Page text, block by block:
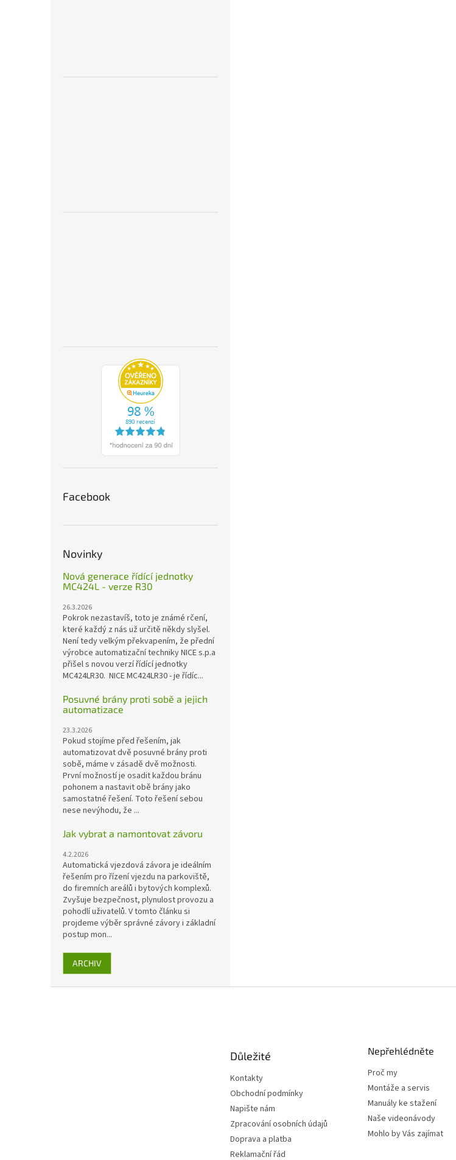
Facebook
Novinky
Nová generace řídící jednotky
MC424L - verze R30
26.3.2026
Pokrok nezastavíš, toto je známé rčení,
které každý z nás už určitě někdy slyšel.
Není tedy velkým překvapením, že přední
výrobce automatizační techniky NICE s.p.a
přišel s novou verzí řídící jednotky
MC424LR30. NICE MC424LR30 - je řídíc...
Posuvné brány proti sobě a jejich
automatizace
23.3.2026
Pokud stojíme před řešením, jak
automatizovat dvě posuvné brány proti
sobě, máme v zásadě dvě možnosti.
První možností je osadit každou bránu
pohonem a nastavit obě brány jako
samostatné řešení. Toto řešení sebou
nese nevýhodu, že ...
Jak vybrat a namontovat závoru
4.2.2026
Automatická vjezdová závora je ideálním
řešením pro řízení vjezdu na parkoviště,
do firemních areálů i bytových komplexů.
Zvyšuje bezpečnost, plynulost provozu a
pohodlí uživatelů. V tomto článku si
projdeme výběr správné závory i základní
postup mon...
ARCHIV
Důležité
Kontakty
Obchodní podmínky
Napište nám
Zpracování osobních údajů
Doprava a platba
Reklamační řád
Nepřehlédněte
Proč my
Montáže a servis
Manuály ke stažení
Naše videonávody
Mohlo by Vás zajímat